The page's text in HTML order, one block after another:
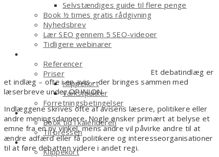
Selvstændiges guide til flere penge
Book ½ times gratis rådgivning
Nyhedsbrev
Lær SEO gennem 5 SEO-videoer
Tidligere webinarer
Referencer
Priser
Klippekort
Vækstpakker
Forretningsbetingelser
Kontakt
Book tid i kalenderen
Til pressen
Shop
Klippekort
Et debatindlæg er
et indlæg – ofte i en avis – der bringes sammen med
læserbreve under OPINION.
Indlæggene skrives ofte af avisens læsere, politikere eller
andre meningsdannere. Nogle ønsker primært at belyse et
emne fra en ny vinkel, mens andre vil påvirke andre til at
ændre adfærd eller få politikere og interesseorganisationer
til at føre debatten videre i andet regi.